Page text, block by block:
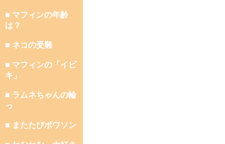
■ マフィンの年齢
は？
■ ネコの受難
■ マフィンの「イビ
キ」
■ ラムネちゃんの輪
っ
■ またたびポワソン